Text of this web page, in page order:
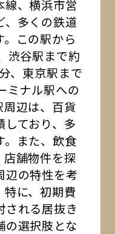
線、横浜市営
多くの鉄道
この駅から
渋谷駅まで約
、東京駅まで
ミナル駅への
辺は、百貨
ており、多
。また、飲食
舗物件を探
辺の特性を考
に、初期費
される居抜き
選択肢とな